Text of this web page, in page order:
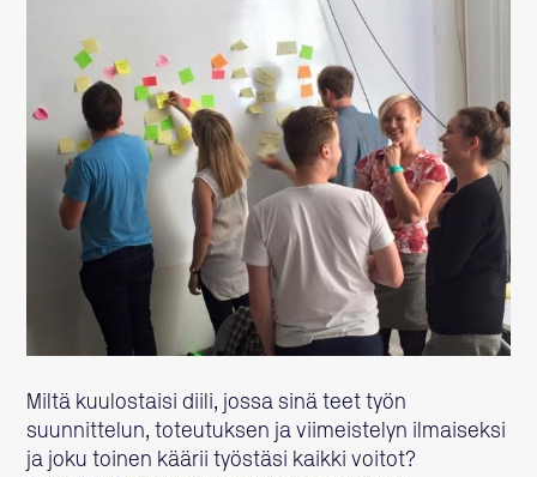
Miltä kuulostaisi diili, jossa sinä teet työn
suunnittelun, toteutuksen ja viimeistelyn ilmaiseksi
ja joku toinen käärii työstäsi kaikki voitot?